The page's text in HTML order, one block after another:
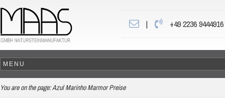
| +49 2236 9444916
You are on the page:Azul Marinho Marmor Preise